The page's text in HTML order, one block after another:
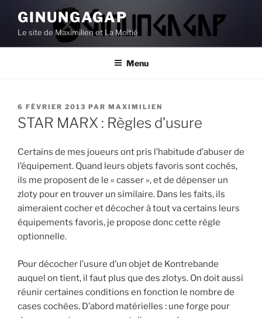
contenu
principal
GINUNGAGAP
Le site de Maximilien et La Moitié
Menu
PUBLIÉ
LE
6 FÉVRIER 2013 PAR MAXIMILIEN
STAR MARX : Règles d’usure
Certains de mes joueurs ont pris l’habitude d’abuser de
l’équipement. Quand leurs objets favoris sont cochés,
ils me proposent de le « casser », et de dépenser un
zloty pour en trouver un similaire. Dans les faits, ils
aimeraient cocher et décocher à tout va certains leurs
équipements favoris, je propose donc cette règle
optionnelle.
Pour décocher l’usure d’un objet de Kontrebande
auquel on tient, il faut plus que des zlotys. On doit aussi
réunir certaines conditions en fonction le nombre de
cases cochées. D’abord matérielles : une forge pour